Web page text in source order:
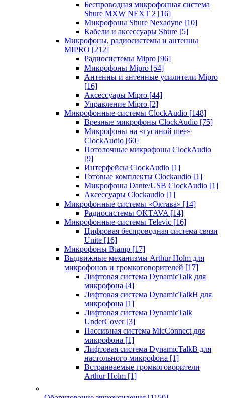
Беспроводная микрофонная система
Shure MXW NEXT 2 [16]
Микрофоны Shure Nexadyne [10]
Кабели и аксессуары Shure [5]
Микрофоны, радиосистемы и антенны
MIPRO [212]
Радиосистемы Mipro [96]
Микрофоны Mipro [54]
Антенны и антенные усилители Mipro
[16]
Аксессуары Mipro [44]
Управление Mipro [2]
Микрофонные системы ClockAudio [148]
Врезные микрофоны ClockAudio [75]
Микрофоны на «гусиной шее»
ClockAudio [60]
Потолочные микрофоны ClockAudio
[9]
Интерфейсы ClockAudio [1]
Готовые комплекты Clockaudio [1]
Микрофоны Dante/USB ClockAudio [1]
Аксессуары Clockaudio [1]
Микрофонные системы «Октава» [14]
Радиосистемы OKTAVA [14]
Микрофонные системы Televic [16]
Цифровая беспроводная система связи
Unite [16]
Микрофоны Biamp [17]
Выдвижные механизмы Arthur Holm для
микрофонов и громкоговорителей [17]
Лифтовая система DynamicTalk для
микрофона [4]
Лифтовая система DynamicTalkH для
микрофона [1]
Лифтовая система DynamicTalk
UnderCover [3]
Пассивная система MicConnect для
микрофона [1]
Лифтовая система DynamicTalkB для
настольного микрофона [1]
Встраиваемые громкоговорители
Arthur Holm [1]